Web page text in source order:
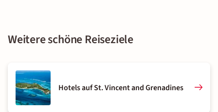
Weitere schöne Reiseziele
Hotels auf St. Vincent and Grenadines